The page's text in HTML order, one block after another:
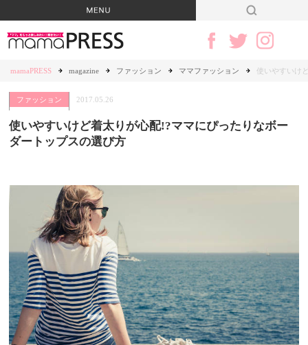
mamaPRESS magazine ファッション ママファッション 使いやすいけ
ファッション 2017.05.26
使いやすいけど着太りが心配!?ママにぴったりなボー
ダートップスの選び方